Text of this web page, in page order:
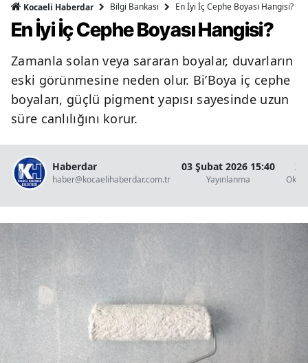
Kocaeli Haberdar Bilgi Bankası En İyi İç Cephe Boyası Hangisi?
En İyi İç Cephe Boyası Hangisi?
Zamanla solan veya sararan boyalar, duvarların
eski görünmesine neden olur. Bi’Boya iç cephe
boyaları, güçlü pigment yapısı sayesinde uzun
süre canlılığını korur.
Haberdar
haber@kocaelihaberdar.com.tr
03 Şubat 2026 15:40
Yayınlanma
2